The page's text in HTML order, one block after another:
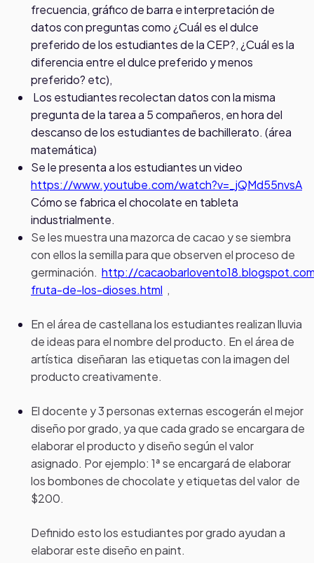
frecuencia, gráfico de barra e interpretación de
datos con preguntas como ¿Cuál es el dulce
preferido de los estudiantes de la CEP?, ¿Cuál es la
diferencia entre el dulce preferido y menos
preferido? etc),
Los estudiantes recolectan datos con la misma
pregunta de la tarea a 5 compañeros, en hora del
descanso de los estudiantes de bachillerato. (área
matemática)
Se le presenta a los estudiantes un video
https://www.youtube.com/watch?v=_jQMd55nvsA
Cómo se fabrica el chocolate en tableta
industrialmente.
Se les muestra una mazorca de cacao y se siembra
con ellos la semilla para que observen el proceso de
germinación. http://
fruta-de-los-dioses.html ,
En el área de castellana los estudiantes realizan lluvia
de ideas para el nombre del producto. En el área de
artística diseñaran las etiquetas con la imagen del
producto creativamente.
El docente y 3 personas externas escogerán el mejor
diseño por grado, ya que cada grado se encargara de
elaborar el producto y diseño según el valor
asignado. Por ejemplo: 1ª se encargará de elaborar
los bombones de chocolate y etiquetas del valor de
$200.
Definido esto los estudiantes por grado ayudan a
elaborar este diseño en paint.